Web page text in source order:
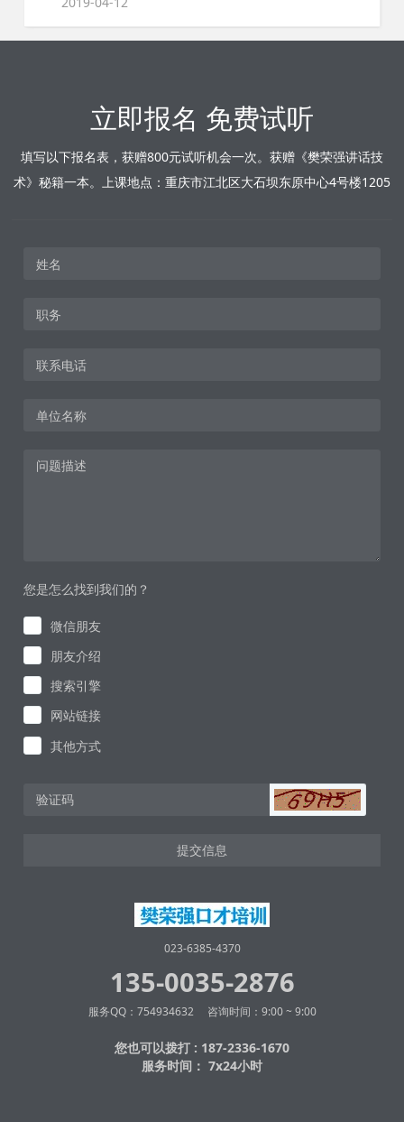
立即报名 免费试听
填写以下报名表，获赠800元试听机会一次。获赠《樊荣强讲话技
术》秘籍一本。上课地点：重庆市江北区大石坝东原中心4号楼1205
您是怎么找到我们的？
微信朋友
朋友介绍
搜索引擎
网站链接
其他方式
提交信息
023-6385-4370
135-0035-2876
服务QQ：754934632 咨询时间：9:00 ~ 9:00
您也可以拨打 : 187-2336-1670
服务时间： 7x24小时